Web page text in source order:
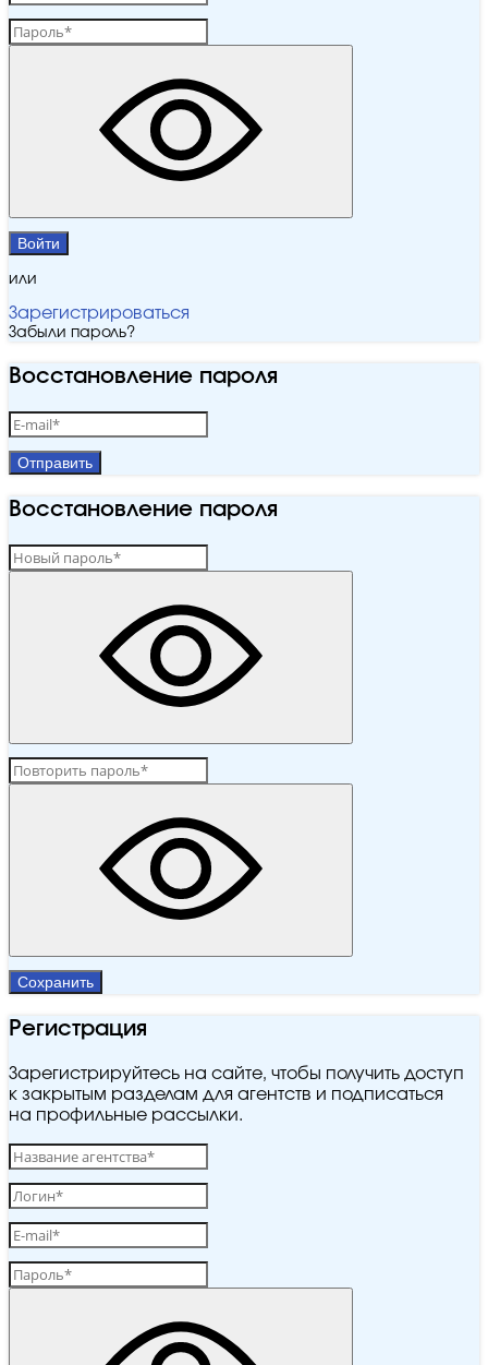
Войти
или
Зарегистрироваться
Забыли пароль?
Восстановление пароля
Отправить
Восстановление пароля
Сохранить
Регистрация
Зарегистрируйтесь на сайте, чтобы получить доступ
к закрытым разделам для агентств и подписаться
на профильные рассылки.